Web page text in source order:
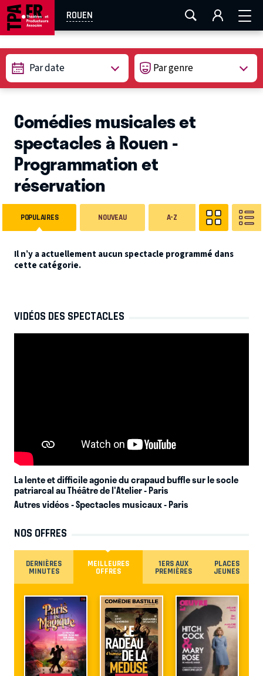
ROUEN
AIX-MARSEILLE LA ROCHELLE
EN TOURNÉE
Par date
Comédies musicales et
spectacles à Rouen -
Programmation et
réservation
POPULAIRES NOUVEAU A-Z
Il n’y a actuellement aucun spectacle programmé dans
cette catégorie.
VIDÉOS DES SPECTACLES
La lente et difficile agonie du crapaud buffle sur le socle
patriarcal au Théâtre de l'Atelier- Paris
Autres vidéos - Spectacles musicaux - Paris
NOS OFFRES
DERNIÈRES
MINUTES
MEILLEURES
OFFRES
1ERS AUX
PREMIÈRES
PLACES
JEUNES